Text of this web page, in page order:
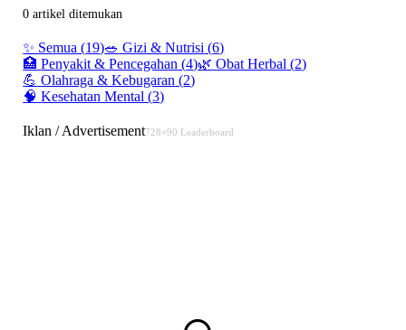
0 artikel ditemukan
✨ Semua (19)🥗 Gizi & Nutrisi (6)
🏥 Penyakit & Pencegahan (4)🌿 Obat Herbal (2)
💪 Olahraga & Kebugaran (2)
🧠 Kesehatan Mental (3)
Iklan / Advertisement728×90 Leaderboard